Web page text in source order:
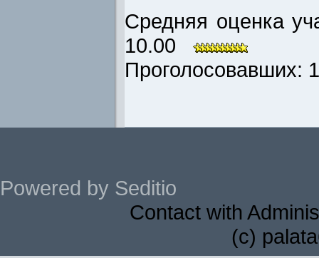
Средняя оценка
10.00
Проголосовавших:
Powered by Seditio
Contact with
(c)